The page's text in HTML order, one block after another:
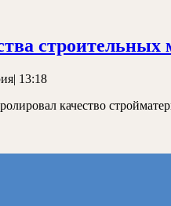
строительных
| 13:18
качество